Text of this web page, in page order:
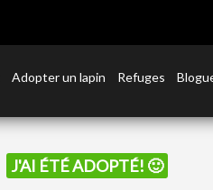
Adopter un lapin Refuges
J'AI ÉTÉ ADOPTÉ! 🙂